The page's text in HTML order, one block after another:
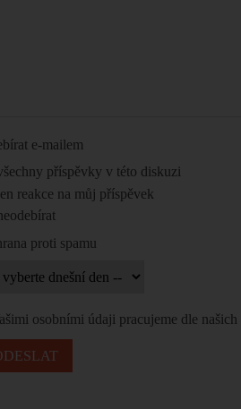
e-mailem
příspěvky v této diskuzi
reakce na můj příspěvek
proti spamu
osobními údaji pracujeme dle našich